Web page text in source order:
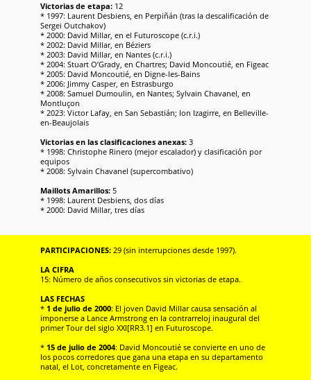
Victorias de etapa: 12
* 1997: Laurent Desbiens, en Perpiñán (tras la descalificación de
Sergei Outchakov)
* 2000: David Millar, en el Futuroscope (c.r.i.)
* 2002: David Millar, en Béziers
* 2003: David Millar, en Nantes (c.r.i.)
* 2004: Stuart O’Grady, en Chartres; David Moncoutié, en Figeac
* 2005: David Moncoutié, en Digne-les-Bains
* 2006: Jimmy Casper, en Estrasburgo
* 2008: Samuel Dumoulin, en Nantes; Sylvain Chavanel, en
Montluçon
* 2023: Victor Lafay, en San Sebastián; Ion Izagirre, en Belleville-
en-Beaujolais
Victorias en las clasificaciones anexas: 3
* 1998: Christophe Rinero (mejor escalador) y clasificación por
equipos
* 2008: Sylvain Chavanel (supercombativo)
Maillots Amarillos: 5
* 1998: Laurent Desbiens, dos días
* 2000: David Millar, tres días
PARTICIPACIONES: 29 (sin interrupciones desde 1997).
LA CIFRA
15: Número de años consecutivos sin victorias de etapa.
LAS FECHAS
* 1 de julio de 2000: El joven David Millar causa sensación al
imponerse a Lance Armstrong en la contrarreloj inaugural del
primer Tour del siglo XXI[RR3.1] en Futuroscope.
* 15 de julio de 2004: David Moncoutié se convierte en uno de
los pocos corredores que gana una etapa en su departamento
natal, el Lot, concretamente en Figeac.